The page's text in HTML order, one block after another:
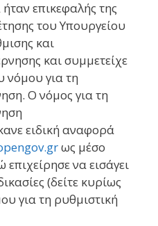
επικεφαλής της
του Υπουργείου
και
και συμμετείχε
νόμου για τη
Ο νόμος για τη
ειδική αναφορά
ως μέσο
να εισάγει
(δείτε κυρίως
για τη ρυθμιστική